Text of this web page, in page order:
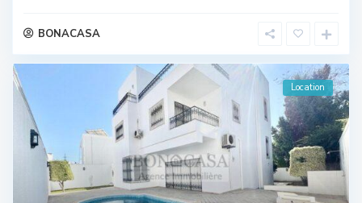
BONACASA
Location